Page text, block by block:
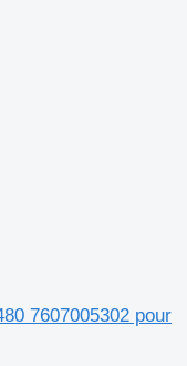
7607005302 pour